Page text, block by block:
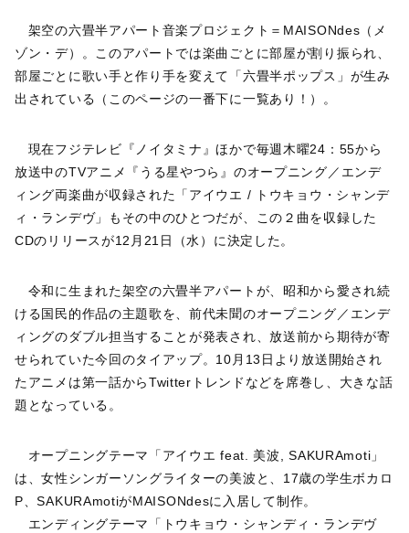
架空の六畳半アパート音楽プロジェクト＝MAISONdes（メ
ゾン・デ）。このアパートでは楽曲ごとに部屋が割り振られ、
部屋ごとに歌い手と作り手を変えて「六畳半ポップス」が生み
出されている（このページの一番下に一覧あり！）。
現在フジテレビ『ノイタミナ』ほかで毎週木曜24：55から
放送中のTVアニメ『うる星やつら』のオープニング／エンデ
ィング両楽曲が収録された「アイウエ / トウキョウ・シャンデ
ィ・ランデヴ」もその中のひとつだが、この２曲を収録した
CDのリリースが12月21日（水）に決定した。
令和に生まれた架空の六畳半アパートが、昭和から愛され続
ける国民的作品の主題歌を、前代未聞のオープニング／エンデ
ィングのダブル担当することが発表され、放送前から期待が寄
せられていた今回のタイアップ。10月13日より放送開始され
たアニメは第一話からTwitterトレンドなどを席巻し、大きな話
題となっている。
オープニングテーマ「アイウエ feat. 美波, SAKURAmoti」
は、女性シンガーソングライターの美波と、17歳の学生ボカロ
P、SAKURAmotiがMAISONdesに入居して制作。
エンディングテーマ「トウキョウ・シャンディ・ランデヴ